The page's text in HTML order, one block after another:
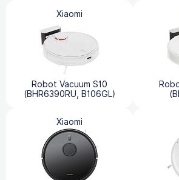
Xiaomi
Robot Vacuum S10
(BHR6390RU, B106GL)
Xiaomi